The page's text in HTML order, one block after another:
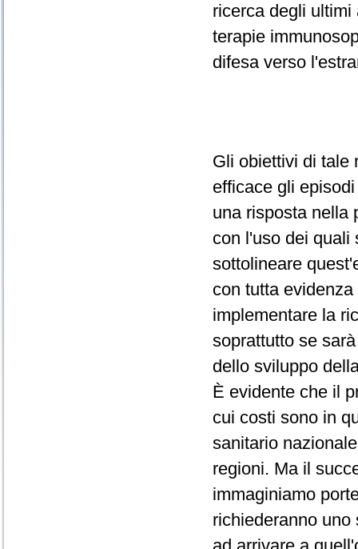
ricerca degli
terapie
difesa verso
Gli obiettivi di tale
efficace gli
una risposta nella
con l'uso dei quali
sottolineare
con tutta
implementare la
soprattutto se
dello sviluppo
È evidente che il
cui costi sono in
sanitario
regioni. Ma il
immaginiamo
richiederanno